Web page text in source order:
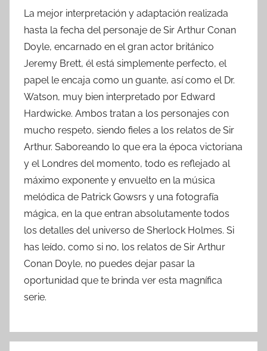
La mejor interpretación y adaptación realizada
hasta la fecha del personaje de Sir Arthur Conan
Doyle, encarnado en el gran actor británico
Jeremy Brett, él está simplemente perfecto, el
papel le encaja como un guante, así como el Dr.
Watson, muy bien interpretado por Edward
Hardwicke. Ambos tratan a los personajes con
mucho respeto, siendo fieles a los relatos de Sir
Arthur. Saboreando lo que era la época victoriana
y el Londres del momento, todo es reflejado al
máximo exponente y envuelto en la música
melódica de Patrick Gowsrs y una fotografía
mágica, en la que entran absolutamente todos
los detalles del universo de Sherlock Holmes. Si
has leído, como si no, los relatos de Sir Arthur
Conan Doyle, no puedes dejar pasar la
oportunidad que te brinda ver esta magnífica
serie.